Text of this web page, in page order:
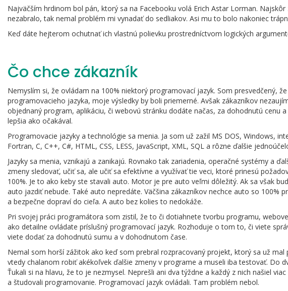
Najväčším hrdinom bol pán, ktorý sa na Facebooku volá Erich Astar Lorman.
nezabralo, tak nemal problém mi vynadať do sedliakov. Asi mu to bolo nakoniec
Keď dáte hejterom ochutnať ich vlastnú polievku prostredníctvom logických
Čo chce zákazník
Nemyslím si, že ovládam na 100% niektorý programovací jazyk. Som presvedčený,
programovacieho jazyka, moje výsledky by boli priemerné. Avšak zákazníkov
objednaný program, aplikáciu, či webovú stránku dodáte načas, za dohodnutú cenu
lepšia ako očakával.
Programovacie jazyky a technológie sa menia. Ja som už zažil MS DOS, Windows,
Fortran, C, C++, C#, HTML, CSS, LESS, JavaScript, XML, SQL a rôzne ďalšie
Jazyky sa menia, vznikajú a zanikajú. Rovnako tak zariadenia, operačné systémy a
zmeny sledovať, učiť sa, ale učiť sa efektívne a využívať tie veci, ktoré prinesú
100%. Je to ako keby ste stavali auto. Motor je pre auto veľmi dôležitý. Ak sa však
auto jazdiť nebude. Také auto nepredáte. Väčšina zákazníkov nechce auto so 100%
a bezpečne dopraví do cieľa. A auto bez kolies to nedokáže.
Pri svojej práci programátora som zistil, že to či dotiahnete tvorbu programu,
ako detailne ovládate príslušný programovací jazyk. Rozhoduje o tom to, či viete
viete dodať za dohodnutú sumu a v dohodnutom čase.
Nemal som horší zážitok ako keď som prebral rozpracovaný projekt, ktorý sa už
vtedy chalanom robiť akékoľvek ďalšie zmeny v programe a museli iba testovať. Do
Ťukali si na hlavu, že to je nezmysel. Neprešli ani dva týždne a každý z nich našiel
a študovali programovanie. Programovací jazyk ovládali. Tam problém nebol.